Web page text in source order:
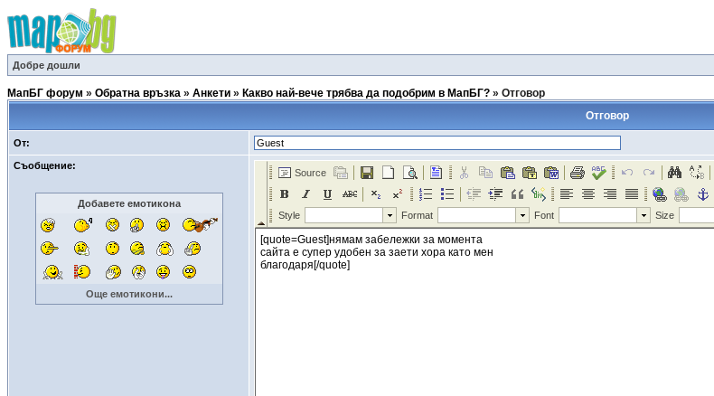
Добре дошли
МапБГ форум » Обратна връзка » Анкети » Какво най-вече трябва да подобрим в МапБГ? » Отговор
Отговор
От:
Съобщение:
Добавете емотикона
Още емотикони...